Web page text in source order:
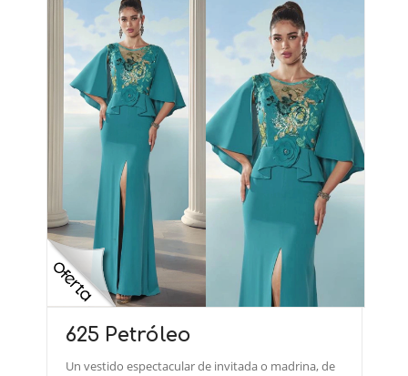
625 Petróleo
Un vestido espectacular de invitada o madrina, de